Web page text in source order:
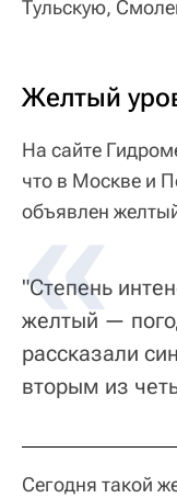
Тульскую,
Желтый
На сайте
что в Москве и
объявлен
"Степень
желтый —
рассказали
вторым из
Сегодня такой